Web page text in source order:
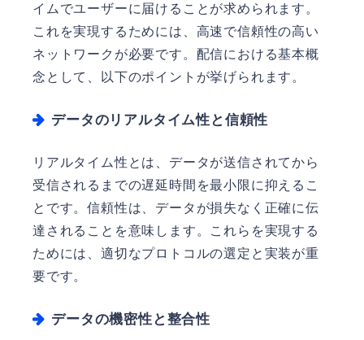
イムでユーザーに届けることが求められます。
これを実現するためには、高速で信頼性の高い
ネットワークが必要です。配信における基本概
念として、以下のポイントが挙げられます。
データのリアルタイム性と信頼性
リアルタイム性とは、データが送信されてから
受信されるまでの遅延時間を最小限に抑えるこ
とです。信頼性は、データが損失なく正確に伝
達されることを意味します。これらを実現する
ためには、適切なプロトコルの選定と実装が重
要です。
データの機密性と整合性